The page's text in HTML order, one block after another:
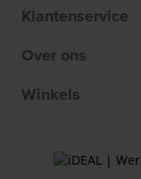
Klantenservice
Over ons
Winkels